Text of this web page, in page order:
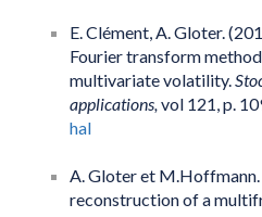
E. Clément, A. Gloter.
Fourier transform
multivariate volatility.
applications, vol 121, p.
hal
A. Gloter et
reconstruction of a